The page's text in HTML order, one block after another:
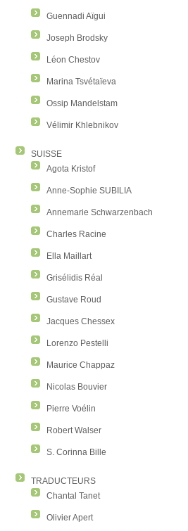
Guennadi Aïgui
Joseph Brodsky
Léon Chestov
Marina Tsvétaïeva
Ossip Mandelstam
Vélimir Khlebnikov
SUISSE
Agota Kristof
Anne-Sophie SUBILIA
Annemarie Schwarzenbach
Charles Racine
Ella Maillart
Grisélidis Réal
Gustave Roud
Jacques Chessex
Lorenzo Pestelli
Maurice Chappaz
Nicolas Bouvier
Pierre Voélin
Robert Walser
S. Corinna Bille
TRADUCTEURS
Chantal Tanet
Olivier Apert